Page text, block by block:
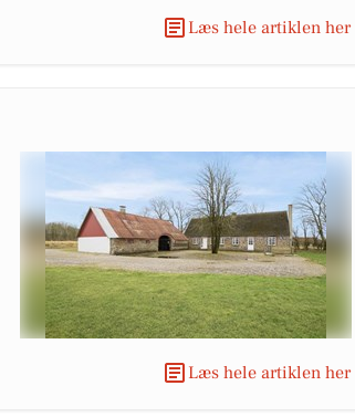
Læs hele artiklen her
Læs hele artiklen her